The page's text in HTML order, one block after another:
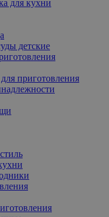
для кухни
детские
приготовления